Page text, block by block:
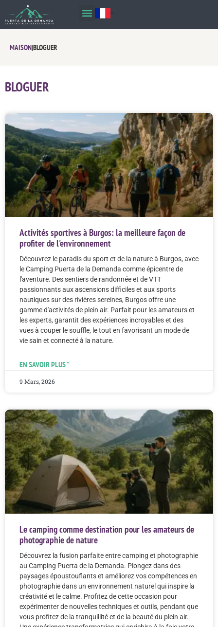
MAISON|BLOGUER
BLOGUER
Activités sportives à Burgos: la meilleure façon de
profiter de l'environnement
Découvrez le paradis du sport et de la nature à Burgos, avec
le Camping Puerta de la Demanda comme épicentre de
l'aventure. Des sentiers de randonnée et de VTT
passionnants aux ascensions difficiles et aux sports
nautiques sur des rivières sereines, Burgos offre une
gamme d'activités de plein air. Parfait pour les amateurs et
les experts, garantit des expériences incroyables et des
vues à couper le souffle, le tout en favorisant un mode de
vie sain et connecté à la nature.
EN SAVOIR PLUS "
9 Mars, 2026
Le camping comme destination pour les amateurs de
photographie de nature
Découvrez la fusion parfaite entre camping et photographie
au Camping Puerta de la Demanda. Plongez dans des
paysages époustouflants et améliorez vos compétences en
photographie dans un environnement naturel qui inspire la
créativité et le calme. Profitez de cette occasion pour
expérimenter de nouvelles techniques et outils, pendant que
vous profitez de la tranquillité et de la beauté du plein air.